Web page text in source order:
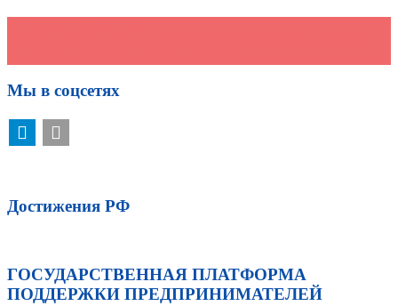
Мы в соцсетях
Достижения РФ
ГОСУДАРСТВЕННАЯ ПЛАТФОРМА
ПОДДЕРЖКИ ПРЕДПРИНИМАТЕЛЕЙ